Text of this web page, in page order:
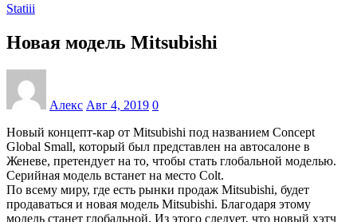
Statiii
Новая модель Mitsubishi
Алекс Авг 4, 2019 0
Новый концепт-кар от Mitsubishi под названием Concept
Global Small, который был представлен на автосалоне в
Женеве, претендует на то, чтобы стать глобальной моделью.
Серийная модель встанет на место Colt.
По всему миру, где есть рынки продаж Mitsubishi, будет
продаваться и новая модель Mitsubishi. Благодаря этому
модель станет глобальной. Из этого следует, что новый хэтч